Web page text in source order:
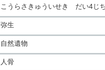
こうらさきゅういせき だい4じ
弥生
自然遺物
人骨